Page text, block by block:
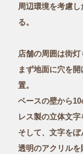
周辺環境を考慮
る。
店舗の周囲は街灯
まず地面に穴を
置。
ベースの壁から
レス製の立体文字
そして、文字を
透明のアクリル